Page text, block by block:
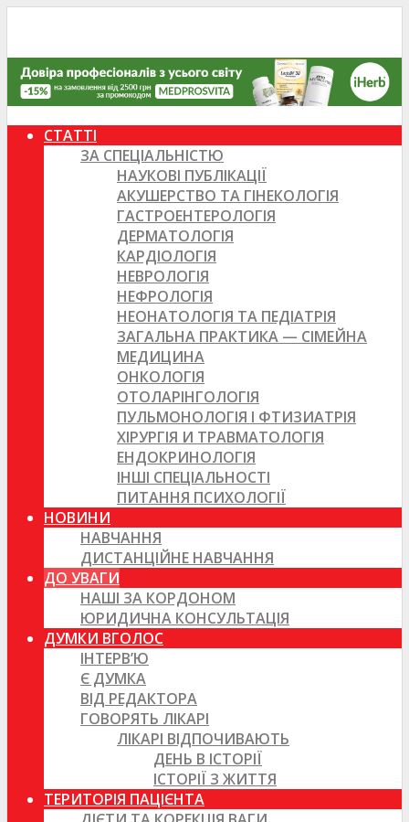
СТАТТІ
ЗА СПЕЦІАЛЬНІСТЮ
НАУКОВІ ПУБЛІКАЦІЇ
АКУШЕРСТВО ТА ГІНЕКОЛОГІЯ
ГАСТРОЕНТЕРОЛОГІЯ
ДЕРМАТОЛОГІЯ
КАРДІОЛОГІЯ
НЕВРОЛОГІЯ
НЕФРОЛОГІЯ
НЕОНАТОЛОГІЯ ТА ПЕДІАТРІЯ
ЗАГАЛЬНА ПРАКТИКА — СІМЕЙНА
МЕДИЦИНА
ОНКОЛОГІЯ
ОТОЛАРІНГОЛОГІЯ
ПУЛЬМОНОЛОГІЯ І ФТИЗИАТРІЯ
ХІРУРГІЯ И ТРАВМАТОЛОГІЯ
ЕНДОКРИНОЛОГІЯ
ІНШІ СПЕЦІАЛЬНОСТІ
ПИТАННЯ ПСИХОЛОГІЇ
НОВИНИ
НАВЧАННЯ
ДИСТАНЦІЙНЕ НАВЧАННЯ
ДО УВАГИ
НАШІ ЗА КОРДОНОМ
ЮРИДИЧНА КОНСУЛЬТАЦІЯ
ДУМКИ ВГОЛОС
ІНТЕРВ’Ю
Є ДУМКА
ВІД РЕДАКТОРА
ГОВОРЯТЬ ЛІКАРІ
ЛІКАРІ ВІДПОЧИВАЮТЬ
ДЕНЬ В ІСТОРІЇ
ІСТОРІЇ З ЖИТТЯ
ТЕРИТОРІЯ ПАЦІЄНТА